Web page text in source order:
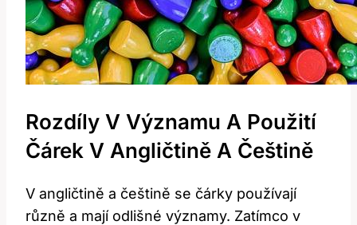
Rozdíly V Významu A Použití
Čárek V Angličtině A Češtině
V angličtině a češtině se čárky používají
různě a mají odlišné významy. Zatímco v